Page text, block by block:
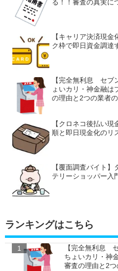
る！！審査の真実に
【キャリア決済現
ク枠で即日資金調達
【完全無利息 セブ
ょいカリ・神金融は
の理由と2つの業者
【クロネコ後払い
順と即日現金化のリ
【覆面調査バイト
テリーショッパー入
ランキングはこちら
【完全無利息
ちょいカリ・神
審査の理由と2